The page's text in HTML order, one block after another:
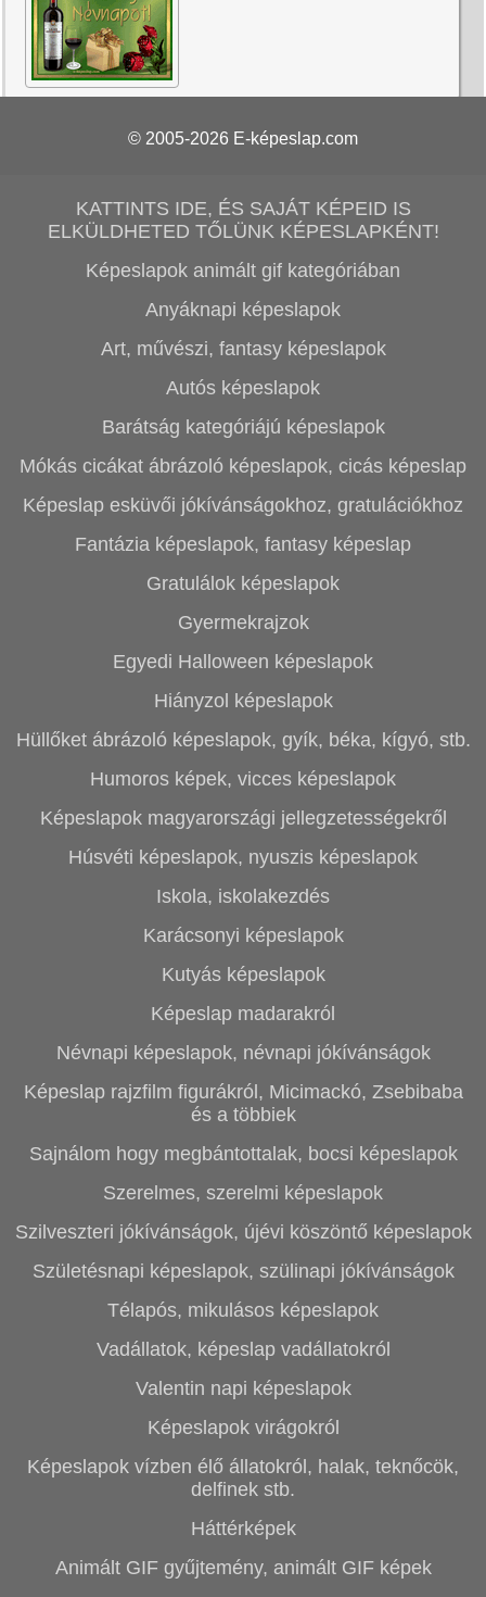
© 2005-2026 E-képeslap.com
KATTINTS IDE, ÉS SAJÁT KÉPEID IS
ELKÜLDHETED TŐLÜNK KÉPESLAPKÉNT!
Képeslapok animált gif kategóriában
Anyáknapi képeslapok
Art, művészi, fantasy képeslapok
Autós képeslapok
Barátság kategóriájú képeslapok
Mókás cicákat ábrázoló képeslapok, cicás képeslap
Képeslap esküvői jókívánságokhoz, gratulációkhoz
Fantázia képeslapok, fantasy képeslap
Gratulálok képeslapok
Gyermekrajzok
Egyedi Halloween képeslapok
Hiányzol képeslapok
Hüllőket ábrázoló képeslapok, gyík, béka, kígyó, stb.
Humoros képek, vicces képeslapok
Képeslapok magyarországi jellegzetességekről
Húsvéti képeslapok, nyuszis képeslapok
Iskola, iskolakezdés
Karácsonyi képeslapok
Kutyás képeslapok
Képeslap madarakról
Névnapi képeslapok, névnapi jókívánságok
Képeslap rajzfilm figurákról, Micimackó, Zsebibaba
és a többiek
Sajnálom hogy megbántottalak, bocsi képeslapok
Szerelmes, szerelmi képeslapok
Szilveszteri jókívánságok, újévi köszöntő képeslapok
Születésnapi képeslapok, szülinapi jókívánságok
Télapós, mikulásos képeslapok
Vadállatok, képeslap vadállatokról
Valentin napi képeslapok
Képeslapok virágokról
Képeslapok vízben élő állatokról, halak, teknőcök,
delfinek stb.
Háttérképek
Animált GIF gyűjtemény, animált GIF képek